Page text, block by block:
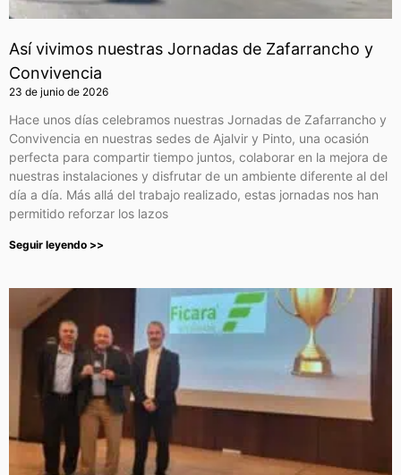
Así vivimos nuestras Jornadas de Zafarrancho y
Convivencia
23 de junio de 2026
Hace unos días celebramos nuestras Jornadas de Zafarrancho y
Convivencia en nuestras sedes de Ajalvir y Pinto, una ocasión
perfecta para compartir tiempo juntos, colaborar en la mejora de
nuestras instalaciones y disfrutar de un ambiente diferente al del
día a día. Más allá del trabajo realizado, estas jornadas nos han
permitido reforzar los lazos
Seguir leyendo >>